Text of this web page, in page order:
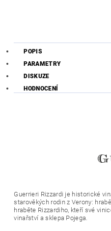
POPIS
PARAMETRY
DISKUZE
HODNOCENÍ
Guerrieri Rizzardi je historické
starověkých rodin z Verony:
hraběte Rizzardiho, kteří své
vinařství a sklepa Pojega.